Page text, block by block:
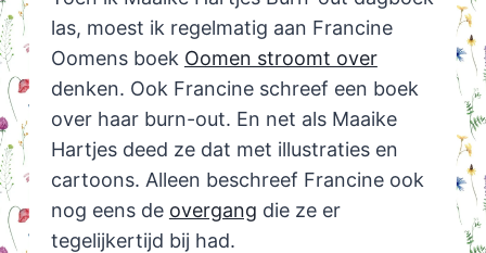
las, moest ik regelmatig aan Francine
Oomens boek Oomen stroomt over
denken. Ook Francine schreef een boek
over haar burn-out. En net als Maaike
Hartjes deed ze dat met illustraties en
cartoons. Alleen beschreef Francine ook
nog eens de overgang die ze er
tegelijkertijd bij had.